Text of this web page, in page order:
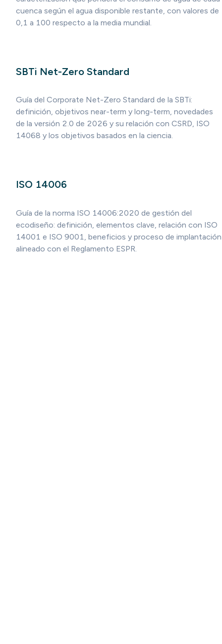
cuenca según el agua disponible restante, con valores de
0,1 a 100 respecto a la media mundial.
SBTi Net-Zero Standard
Guía del Corporate Net-Zero Standard de la SBTi:
definición, objetivos near-term y long-term, novedades
de la versión 2.0 de 2026 y su relación con CSRD, ISO
14068 y los objetivos basados en la ciencia.
ISO 14006
Guía de la norma ISO 14006:2020 de gestión del
ecodiseño: definición, elementos clave, relación con ISO
14001 e ISO 9001, beneficios y proceso de implantación
alineado con el Reglamento ESPR.